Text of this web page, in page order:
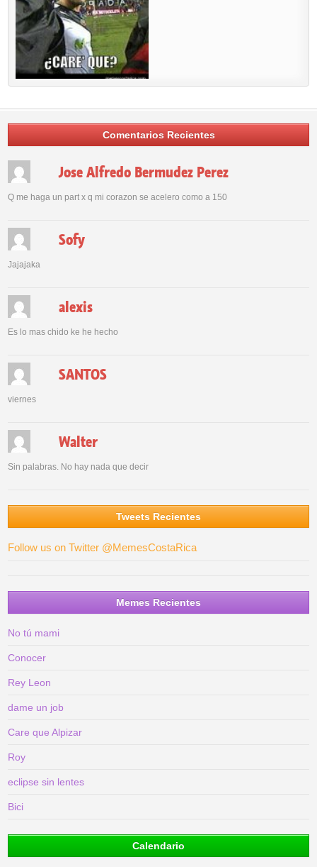
Comentarios Recientes
Jose Alfredo Bermudez Perez
Q me haga un part x q mi corazon se acelero como a 150
Sofy
Jajajaka
alexis
Es lo mas chido ke he hecho
SANTOS
viernes
Walter
Sin palabras. No hay nada que decir
Tweets Recientes
Follow us on Twitter @MemesCostaRica
Memes Recientes
No tú mami
Conocer
Rey Leon
dame un job
Care que Alpizar
Roy
eclipse sin lentes
Bici
Calendario